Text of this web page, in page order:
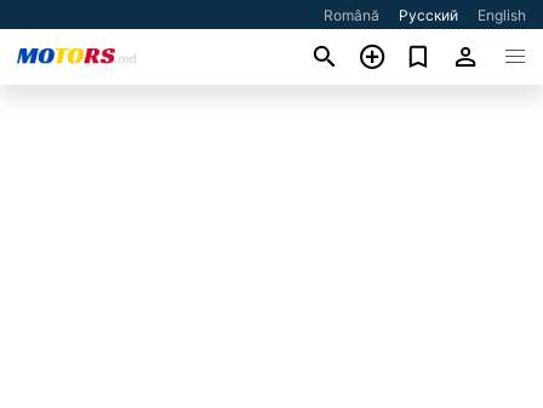
Română Русский English